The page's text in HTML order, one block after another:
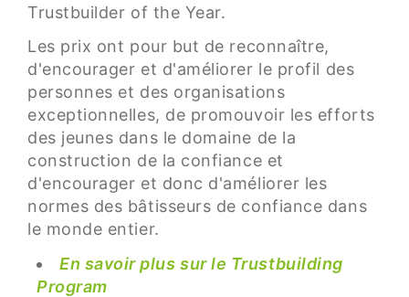
Trustbuilder of the Year.
Les prix ont pour but de reconnaître,
d'encourager et d'améliorer le profil des
personnes et des organisations
exceptionnelles, de promouvoir les efforts
des jeunes dans le domaine de la
construction de la confiance et
d'encourager et donc d'améliorer les
normes des bâtisseurs de confiance dans
le monde entier.
En savoir plus sur le Trustbuilding
Program